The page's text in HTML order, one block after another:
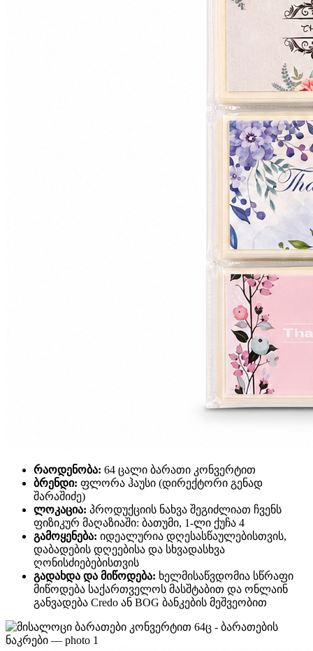
რაოდენობა: 64 ცალი ბარათი კონვერტით
ბრენდი: ფლორა ჰაუსი (დირექტორი გენად
შარაშიძე)
ლოკაცია: პროდუქციის ნახვა შეგიძლიათ ჩვენს
ფიზიკურ მაღაზიაში: ბათუმი, 1-ლი ქუჩა 4
გამოყენება: იდეალურია დღესასწაულებისთვის,
დაბადების დღეებისა და სხვადასხვა
ღონისძიებებისთვის
გადახდა და მიწოდება: ხელმისაწვდომია სწრაფი
მიწოდება საქართველოს მასშტაბით და ონლაინ
განვადება Credo ან BOG ბანკების მეშვეობით